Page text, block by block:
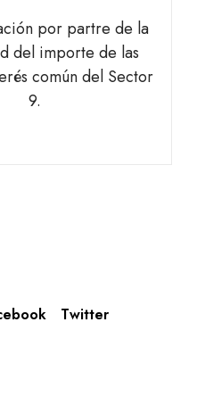
por partre de la
del importe de las
común del Sector
9.
Twitter